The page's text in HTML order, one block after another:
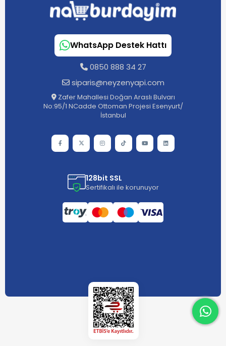
WhatsApp Destek Hattı
0850 888 34 27
siparis@neyzenyapi.com
Zafer Mahallesi Doğan Araslı Bulvarı
No:95/1 NCadde Ottoman Projesi Esenyurt/
İstanbul
128bit SSL
Sertifikalı ile korunuyor